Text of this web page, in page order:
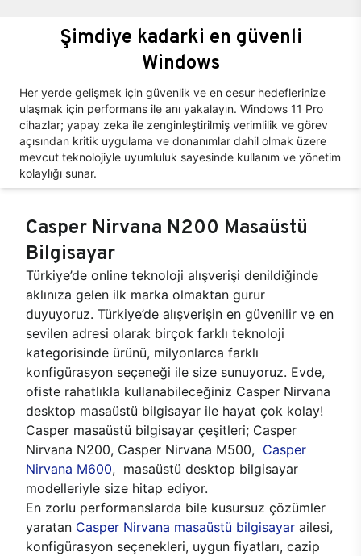
Şimdiye kadarki en güvenli
Windows
Her yerde gelişmek için güvenlik ve en cesur hedeflerinize
ulaşmak için performans ile anı yakalayın. Windows 11 Pro
cihazlar; yapay zeka ile zenginleştirilmiş verimlilik ve görev
açısından kritik uygulama ve donanımlar dahil olmak üzere
mevcut teknolojiyle uyumluluk sayesinde kullanım ve yönetim
kolaylığı sunar.
Casper Nirvana N200 Masaüstü
Bilgisayar
Türkiye’de online teknoloji alışverişi denildiğinde
aklınıza gelen ilk marka olmaktan gurur
duyuyoruz. Türkiye’de alışverişin en güvenilir ve en
sevilen adresi olarak birçok farklı teknoloji
kategorisinde ürünü, milyonlarca farklı
konfigürasyon seçeneği ile size sunuyoruz. Evde,
ofiste rahatlıkla kullanabileceğiniz Casper Nirvana
desktop masaüstü bilgisayar ile hayat çok kolay!
Casper masaüstü bilgisayar çeşitleri; Casper
Nirvana N200, Casper Nirvana M500, Casper
Nirvana M600, masaüstü desktop bilgisayar
modelleriyle size hitap ediyor.
En zorlu performanslarda bile kusursuz çözümler
yaratan Casper Nirvana masaüstü bilgisayar ailesi,
konfigürasyon seçenekleri, uygun fiyatları, cazip